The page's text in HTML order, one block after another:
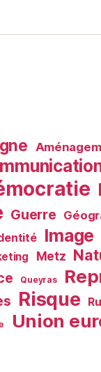
Guerre
Image
Metz
Queyras
Risque
Union